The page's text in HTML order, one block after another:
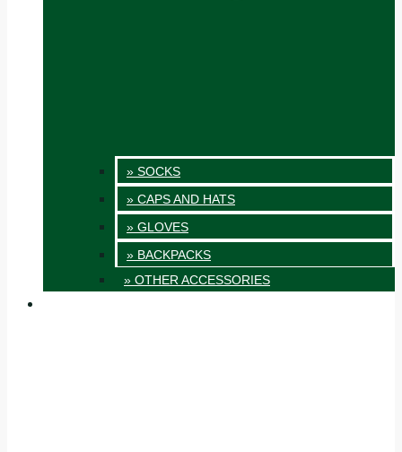
» SOCKS
» CAPS AND HATS
» GLOVES
» BACKPACKS
» OTHER ACCESSORIES